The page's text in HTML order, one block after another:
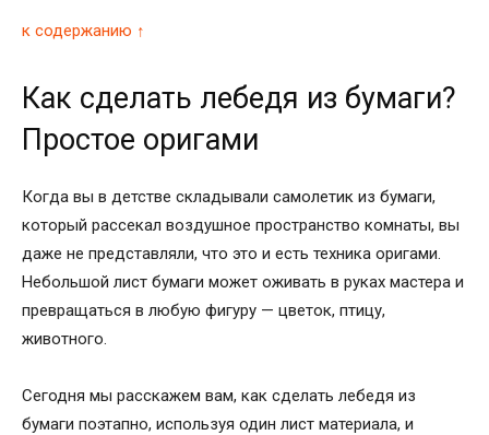
к содержанию ↑
Как сделать лебедя из бумаги?
Простое оригами
Когда вы в детстве складывали самолетик из бумаги,
который рассекал воздушное пространство комнаты, вы
даже не представляли, что это и есть техника оригами.
Небольшой лист бумаги может оживать в руках мастера и
превращаться в любую фигуру — цветок, птицу,
животного.
Сегодня мы расскажем вам, как сделать лебедя из
бумаги поэтапно, используя один лист материала, и